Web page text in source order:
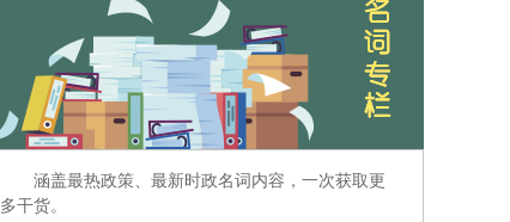
涵盖最热政策、最新时政名词内容，一次获取更
多干货。